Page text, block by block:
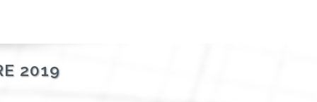
2019